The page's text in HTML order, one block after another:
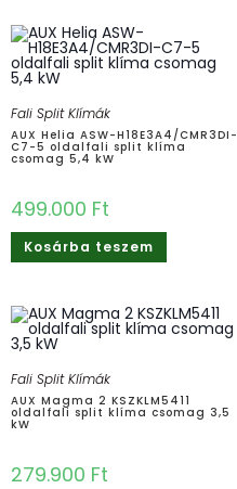
Fali Split Klímák
AUX Helia ASW-H18E3A4/CMR3DI-
C7-5 oldalfali split klíma
csomag 5,4 kW
499.000 Ft
Kosárba teszem
Fali Split Klímák
AUX Magma 2 KSZKLM5411
oldalfali split klíma csomag 3,5
kW
279.900 Ft